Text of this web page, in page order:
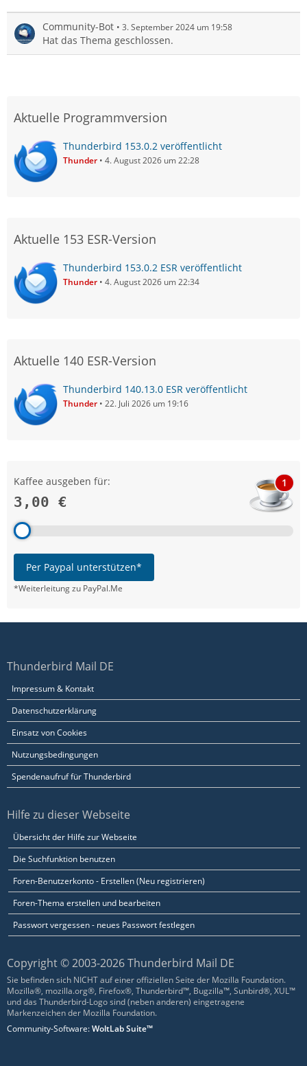
Community-Bot 3. September 2024 um 19:58
Hat das Thema geschlossen.
Aktuelle Programmversion
Thunderbird 153.0.2 veröffentlicht
Thunder 4. August 2026 um 22:28
Aktuelle 153 ESR-Version
Thunderbird 153.0.2 ESR veröffentlicht
Thunder 4. August 2026 um 22:34
Aktuelle 140 ESR-Version
Thunderbird 140.13.0 ESR veröffentlicht
Thunder 22. Juli 2026 um 19:16
Kaffee ausgeben für:
3,00 €
1
Per Paypal unterstützen*
*Weiterleitung zu PayPal.Me
Thunderbird Mail DE
Impressum & Kontakt
Datenschutzerklärung
Einsatz von Cookies
Nutzungsbedingungen
Spendenaufruf für Thunderbird
Hilfe zu dieser Webseite
Übersicht der Hilfe zur Webseite
Die Suchfunktion benutzen
Foren-Benutzerkonto - Erstellen (Neu registrieren)
Foren-Thema erstellen und bearbeiten
Passwort vergessen - neues Passwort festlegen
Copyright © 2003-2026 Thunderbird Mail DE
Sie befinden sich NICHT auf einer offiziellen Seite der Mozilla Foundation.
Mozilla®, mozilla.org®, Firefox®, Thunderbird™, Bugzilla™, Sunbird®, XUL™
und das Thunderbird-Logo sind (neben anderen) eingetragene
Markenzeichen der Mozilla Foundation.
Community-Software:WoltLab Suite™